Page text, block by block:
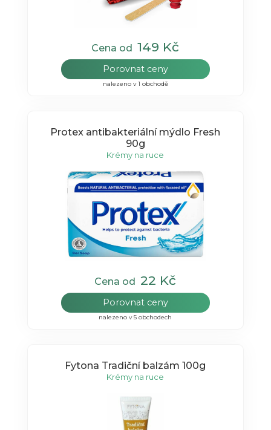
Cena od 149 Kč
Porovnat ceny
nalezeno v 1 obchodě
Protex antibakteriální mýdlo Fresh
90g
Krémy na ruce
Cena od22 Kč
Porovnat ceny
nalezeno v 5 obchodech
Fytona Tradiční balzám 100g
Krémy na ruce